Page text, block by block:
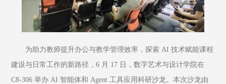
为助力教师提升办公与教学管理效率，探索 AI 技术赋能课程
建设与日常工作的新路径，6 月 17 日，数字艺术与设计学院在
C8-306 举办 AI 智能体和 Agent 工具应用科研沙龙。本次沙龙由